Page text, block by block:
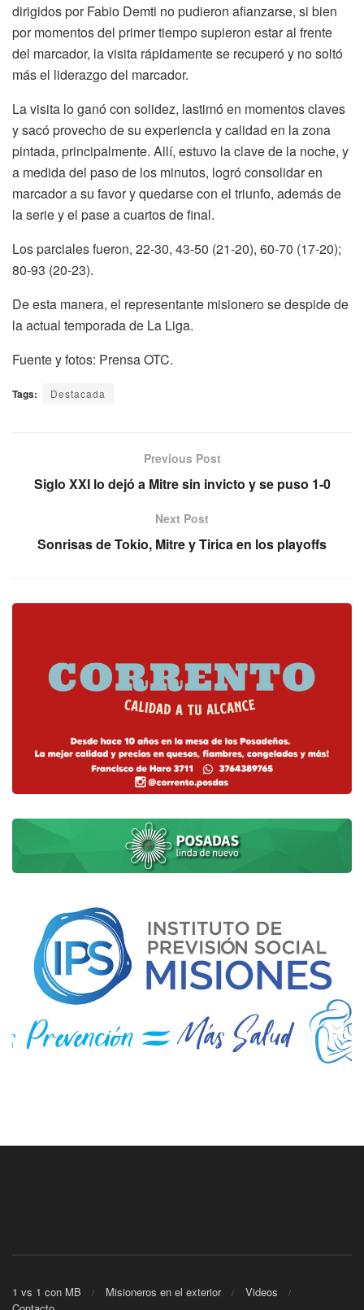
dirigidos por Fabio Demti no pudieron afianzarse, si bien
por momentos del primer tiempo supieron estar al frente
del marcador, la visita rápidamente se recuperó y no soltó
más el liderazgo del marcador.
La visita lo ganó con solidez, lastimó en momentos claves
y sacó provecho de su experiencia y calidad en la zona
pintada, principalmente. Allí, estuvo la clave de la noche, y
a medida del paso de los minutos, logró consolidar en
marcador a su favor y quedarse con el triunfo, además de
la serie y el pase a cuartos de final.
Los parciales fueron, 22-30, 43-50 (21-20), 60-70 (17-20);
80-93 (20-23).
De esta manera, el representante misionero se despide de
la actual temporada de La Liga.
Fuente y fotos: Prensa OTC.
Tags: Destacada
Previous Post
Siglo XXI lo dejó a Mitre sin invicto y se puso 1-0
Next Post
Sonrisas de Tokio, Mitre y Tirica en los playoffs
1 vs 1 con MB Misioneros en el exterior
Videos